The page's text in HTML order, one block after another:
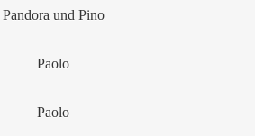
Pandora und Pino
Paolo
Paolo